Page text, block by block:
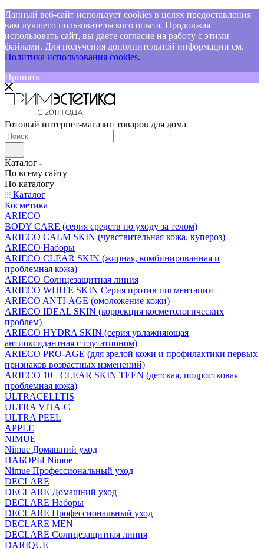
Данный веб-сайт использует cookies в целях предоставления
вам лучшего пользовательского опыта. Продолжая
использовать сайт, вы даете согласие на работу с этими
файлами. Для получения дополнительной информации см.
Политика использования cookies.
Принять
Готовый интернет-магазин товаров для дома
Каталог
По всему сайту
По каталогу
Каталог
Косметика
ARIECO
BODY CARE (серия средств по уходу за телом)
ARIECO CALM SKIN (чувствительная кожа, купероз)
ARIECO Наборы
ARIECO CLEAR SKIN (жирная, комбинированная и
проблемная кожа)
ARIECO Солнцезащитная линия
ARIECO WHITE SKIN Серия против пигментации
ARIECO ANTI-AGE (омоложение кожи)
ARIECO IDEAL SKIN (коррекция косметологических
проблем)
ARIECO HYDRA SKIN (серия увлажняющая
антиоксидантная с глутатионом)
ARIECO PRO-AGE (для зрелой кожи и профилактики первых
признаков возрастных изменений)
ARIECO 10+ CLEAR SKIN TEEN (детская, подростковая
проблемная кожа)
ULTRACELLTIS
ULTRA VITA-C
ULTRA PEEL
APPLE
NIMUE
Nimue Домашний уход
НАБОРЫ Nimue
Nimue Профессиональный уход
DECLARE
DECLARE Домашний уход
DECLARE Наборы
DECLARE Профессиональный уход
DECLARE MEN
DECLARE Солнцезащитная линия
DARIQUE